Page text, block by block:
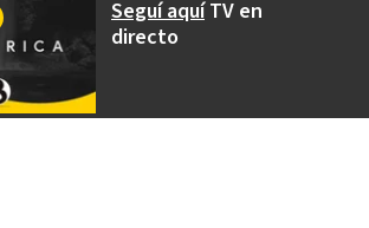
Seguí aquíTV en
directo